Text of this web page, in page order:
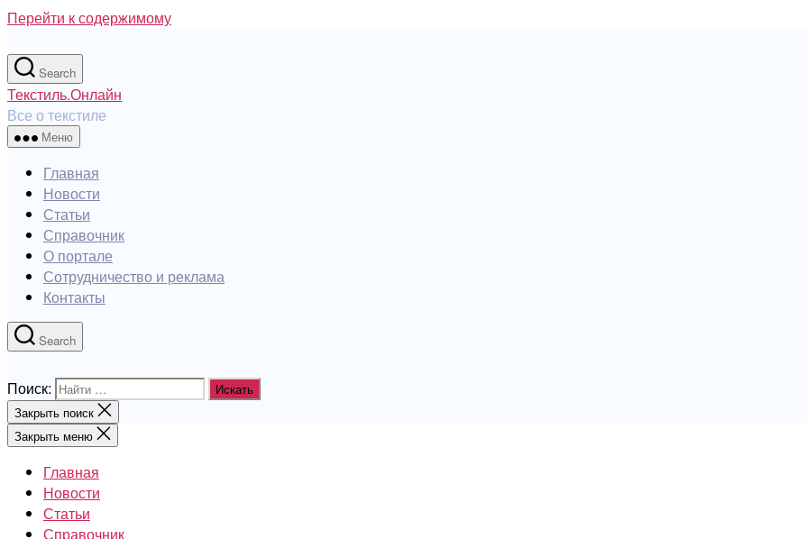
Перейти к содержимому
Search
Текстиль.Онлайн
Все о текстиле
Меню
Главная
Новости
Статьи
Справочник
О портале
Сотрудничество и реклама
Контакты
Search
Поиск:
Закрыть поиск
Закрыть меню
Главная
Новости
Статьи
Справочник